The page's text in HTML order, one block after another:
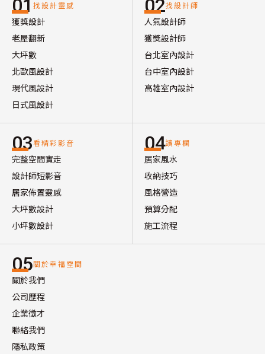
01 找設計靈感
獲獎設計
老屋翻新
大坪數
北歐風設計
現代風設計
日式風設計
02找設計師
人氣設計師
獲獎設計師
台北室內設計
台中室內設計
高雄室內設計
03看精彩影音
完整空間實走
設計師短影音
居家佈置靈感
大坪數設計
小坪數設計
04讀專欄
居家風水
收納技巧
風格營造
預算分配
施工流程
05關於幸福空間
關於我們
公司歷程
企業徵才
聯絡我們
隱私政策